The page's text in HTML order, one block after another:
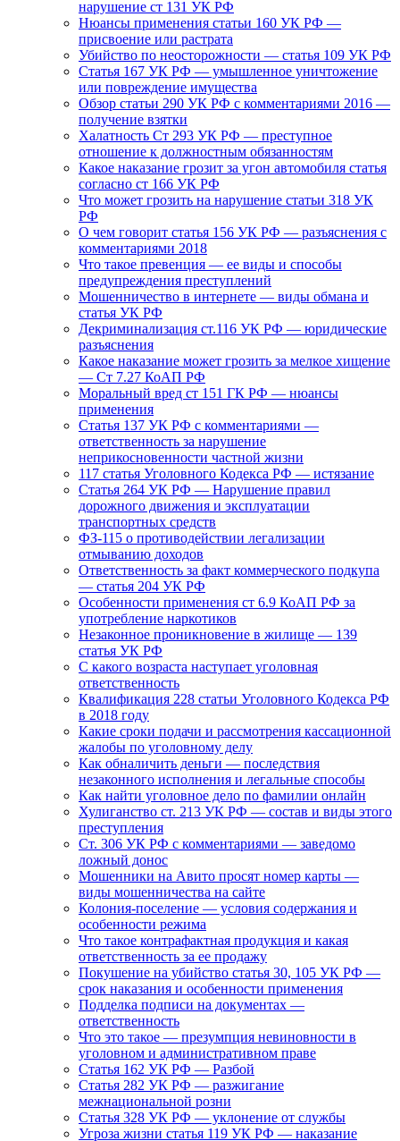
нарушение ст 131 УК РФ
Нюансы применения статьи 160 УК РФ —
присвоение или растрата
Убийство по неосторожности — статья 109 УК РФ
Статья 167 УК РФ — умышленное уничтожение
или повреждение имущества
Обзор статьи 290 УК РФ с комментариями 2016 —
получение взятки
Халатность Ст 293 УК РФ — преступное
отношение к должностным обязанностям
Какое наказание грозит за угон автомобиля статья
согласно ст 166 УК РФ
Что может грозить на нарушение статьи 318 УК
РФ
О чем говорит статья 156 УК РФ — разъяснения с
комментариями 2018
Что такое превенция — ее виды и способы
предупреждения преступлений
Мошенничество в интернете — виды обмана и
статья УК РФ
Декриминализация ст.116 УК РФ — юридические
разъяснения
Какое наказание может грозить за мелкое хищение
— Ст 7.27 КоАП РФ
Моральный вред ст 151 ГК РФ — нюансы
применения
Статья 137 УК РФ с комментариями —
ответственность за нарушение
неприкосновенности частной жизни
117 статья Уголовного Кодекса РФ — истязание
Статья 264 УК РФ — Нарушение правил
дорожного движения и эксплуатации
транспортных средств
ФЗ-115 о противодействии легализации
отмыванию доходов
Ответственность за факт коммерческого подкупа
— статья 204 УК РФ
Особенности применения ст 6.9 КоАП РФ за
употребление наркотиков
Незаконное проникновение в жилище — 139
статья УК РФ
С какого возраста наступает уголовная
ответственность
Квалификация 228 статьи Уголовного Кодекса РФ
в 2018 году
Какие сроки подачи и рассмотрения кассационной
жалобы по уголовному делу
Как обналичить деньги — последствия
незаконного исполнения и легальные способы
Как найти уголовное дело по фамилии онлайн
Хулиганство ст. 213 УК РФ — состав и виды этого
преступления
Ст. 306 УК РФ с комментариями — заведомо
ложный донос
Мошенники на Авито просят номер карты —
виды мошенничества на сайте
Колония-поселение — условия содержания и
особенности режима
Что такое контрафактная продукция и какая
ответственность за ее продажу
Покушение на убийство статья 30, 105 УК РФ —
срок наказания и особенности применения
Подделка подписи на документах —
ответственность
Что это такое — презумпция невиновности в
уголовном и административном праве
Статья 162 УК РФ — Разбой
Статья 282 УК РФ — разжигание
межнациональной розни
Статья 328 УК РФ — уклонение от службы
Угроза жизни статья 119 УК РФ — наказание